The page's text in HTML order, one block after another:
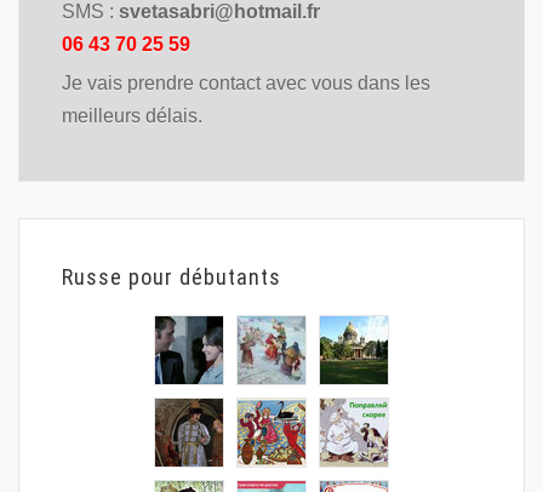
SMS : svetasabri@hotmail.fr
06 43 70 25 59
Je vais prendre contact avec vous dans les
meilleurs délais.
Russe pour débutants